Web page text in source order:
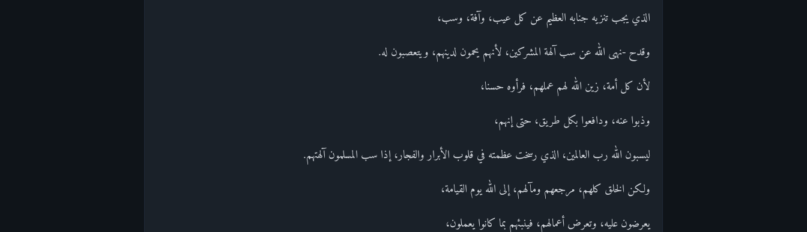
الذي يجب تنزيه جنابه العظيم عن كل عيب، وآفة، وسب،
وقدح -نهى الله عن سب آلهة المشركين، لأنهم يحمون لدينهم، ويتعصبون له.
لأن كل أمة، زين الله لهم عملهم، فرأوه حسنا،
وذبوا عنه، ودافعوا بكل طريق، حتى إنهم،
ليسبون الله رب العالمين، الذي رسخت عظمته في قلوب الأبرار والفجار، إذا سب المسلمون آلهتهم.
ولكن الخلق كلهم، مرجعهم ومآلهم، إلى الله يوم القيامة،
يعرضون عليه، وتعرض أعمالهم، فينبئهم بما كانوا يعملون،